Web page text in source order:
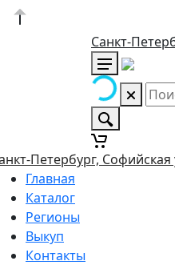
Санкт-
Петербург, Софийская
Главная
Каталог
Регионы
Выкуп
Контакты